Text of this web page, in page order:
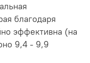
благодаря
эффективна (на
9,4 - 9,9